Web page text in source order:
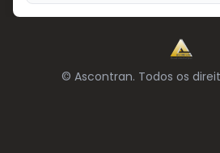
© Ascontran. Todos os